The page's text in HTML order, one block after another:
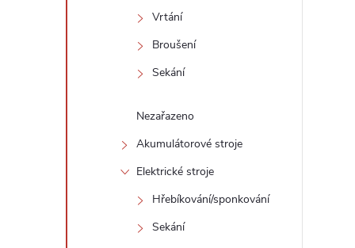
Vrtání
Broušení
Sekání
Nezařazeno
Akumulátorové stroje
Elektrické stroje
Hřebíkování/sponkování
Sekání